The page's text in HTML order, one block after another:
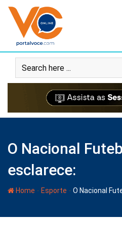
O Nacional
esclarece:
Home - Esporte - O Nacional